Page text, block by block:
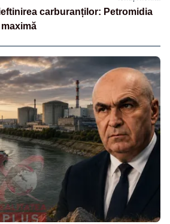
carburanților: Petromidia